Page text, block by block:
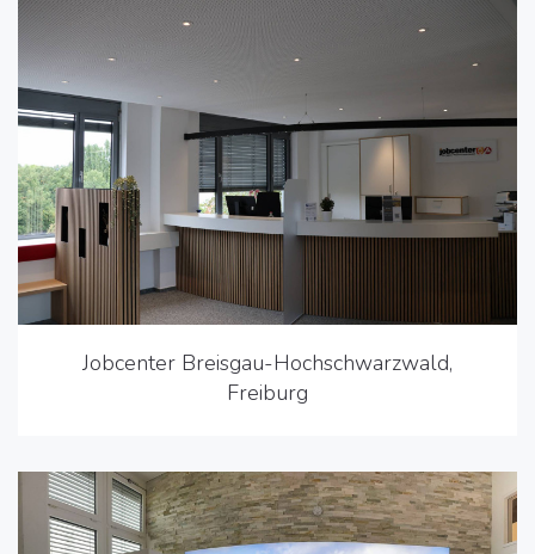
Jobcenter Breisgau-Hochschwarzwald,
Freiburg